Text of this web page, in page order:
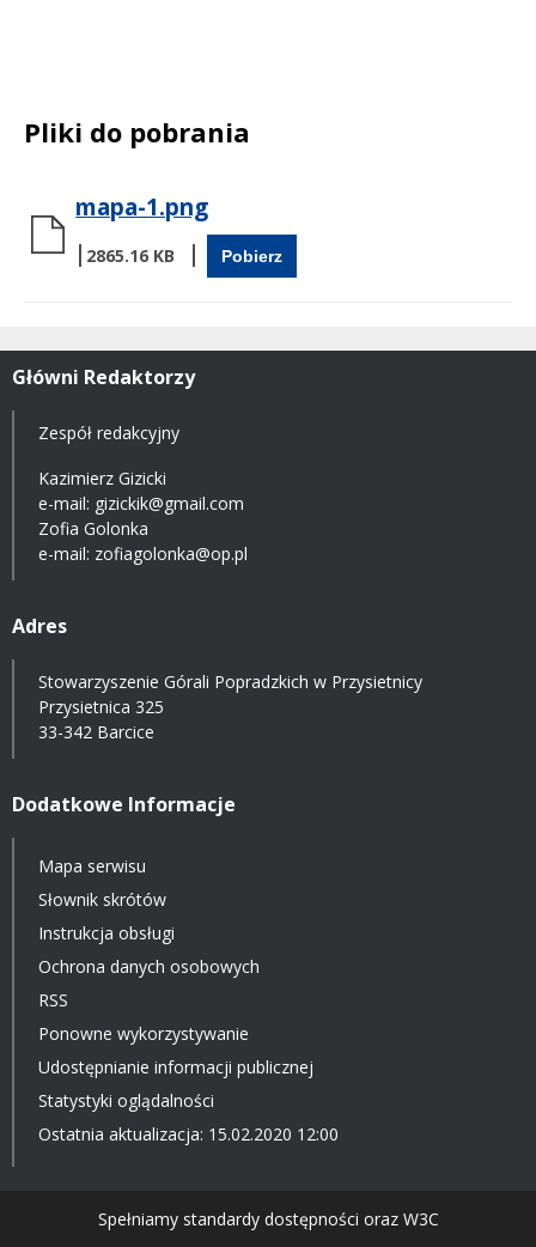
Pliki do pobrania
mapa-1.png
2865.16 KB Pobierz
Główni Redaktorzy
Zespół redakcyjny
Kazimierz Gizicki
e-mail: gizickik@gmail.com
Zofia Golonka
e-mail: zofiagolonka@op.pl
Adres
Stowarzyszenie Górali Popradzkich w Przysietnicy
Przysietnica 325
33-342 Barcice
Dodatkowe Informacje
Mapa serwisu
Słownik skrótów
Instrukcja obsługi
Ochrona danych osobowych
RSS
Ponowne wykorzystywanie
Udostępnianie informacji publicznej
Statystyki oglądalności
Ostatnia aktualizacja: 15.02.2020 12:00
Spełniamy standardy dostępności oraz W3C